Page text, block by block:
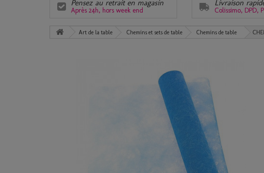
Pensez au retrait en magasin
Après 24h, hors week end
Livraison
Colissimo, DPD,
Art de la table Chemins et sets de table Chemins de table